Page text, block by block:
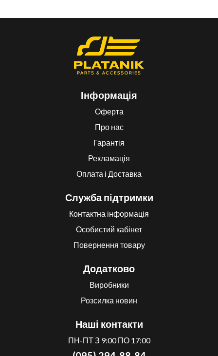
Інформація
Оферта
Про нас
Гарантія
Рекламація
Оплата і Доставка
Служба підтримки
Контактна інформація
Особистий кабінет
Повернення товару
Додатково
Виробники
Розсилка новин
Наші контакти
ПН-ПТ З 9:00 ПО 17:00